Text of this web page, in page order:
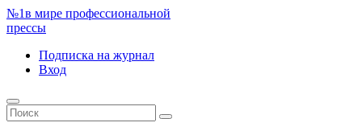
№1в мире профессиональной
прессы
Подписка на журнал
Вход